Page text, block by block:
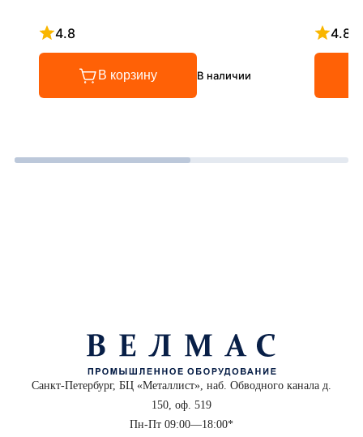
4.8
Рейтинг 4.8 из 5
В корзину В наличии
4.8
Санкт-Петербург, БЦ «Металлист», наб. Обводного канала д.
150, оф. 519
Пн-Пт 09:00—18:00*